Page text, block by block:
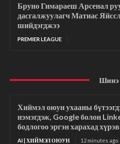
Бруно Гимараеш Арсенал
дасгалжуулагч Матиас
шийдэгджээ
PREMIER LEAGUE
Шинэ
Хиймэл оюун ухааны
нэмэгдэж, Google болон
бодлогоо эргэн харахад хүрэв
AI | ХИЙМЭЛ ОЮУН 12 minutes ago